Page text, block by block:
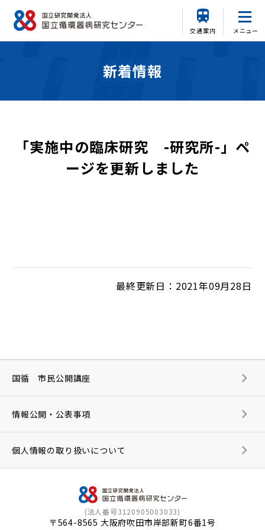
交通案内 メニュー
新着情報
「実施中の臨床研究 -研究所-」ペ
ージを更新しました
最終更新日：2021年09月28日
(法人番号3120905003033)
〒564-8565 大阪府吹田市岸部新町6番1号
国循 市民公開講座
情報公開・公表事項
個人情報の取り扱いについて